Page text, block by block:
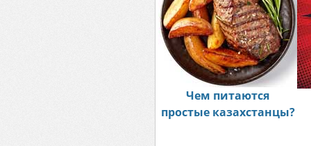
Чем питаются
простые казахстанцы?